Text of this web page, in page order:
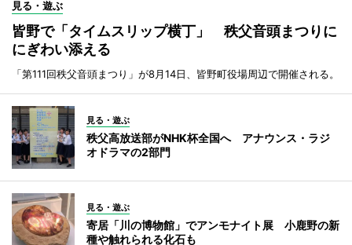
見る・遊ぶ
皆野で「タイムスリップ横丁」 秩父音頭まつりに
にぎわい添える
「第111回秩父音頭まつり」が8月14日、皆野町役場周辺で開催される。
見る・遊ぶ
秩父高放送部がNHK杯全国へ アナウンス・ラジ
オドラマの2部門
見る・遊ぶ
寄居「川の博物館」でアンモナイト展 小鹿野の新
種や触れられる化石も